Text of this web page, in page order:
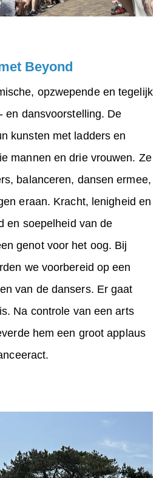
Beyond
opzwepende en tegelijk
en dansvoorstelling. De
kunsten met ladders en
mannen en drie vrouwen. Ze
balanceren, dansen ermee,
eraan. Kracht, lenigheid en
en soepelheid van de
genot voor het oog. Bij
we voorbereid op een
van de dansers. Er gaat
Na controle van een arts
hem een groot applaus